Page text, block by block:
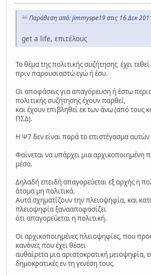
Παράθεση από: jimmyspe19 στις 16 Δεκ
get a life, επιτέλους
Το θέμα της πολιτικής συζήτησης έχει
πριν παρουσιαστώ εγώ ή έσυ.
Οι αποφάσεις για απαγόρευση ή έστω
πολιτικής συζήτησης έχουν παρθεί,
και έχουν επιβληθεί εκ των άνω (από τους
ΠΣΔ).
Η Ψ7 δεν είναι παρά το επιστέγασμα
Φαίνεται να υπάρχει μια αρχικοποιημένη
μέσα.
Δηλαδή επειδή απαγορεύεται εξ αρχής η
άτομα μη πολιτικά.
Αυτά σχηματίζουν την πλειοψηφία, και
πλειοψηφία ξανααποφασίζει
ότι απαγορεύεται η πολιτική.
Οι αρχικοποιημένες πλειοψηφίες, που
κανόνες που έχει θέσει
αυθαίρετα μια αριστοκρατική μειοψηφία,
δημοκρατικές εν τη γενέση τους.